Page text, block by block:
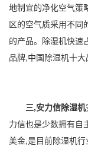
地制宜的净化空气策
区的空气质采用不同
的产品。除湿机快速
品牌,中国除湿机十大
三,安力信除湿机
力信也是少数拥有自
美金,是目前除湿机行